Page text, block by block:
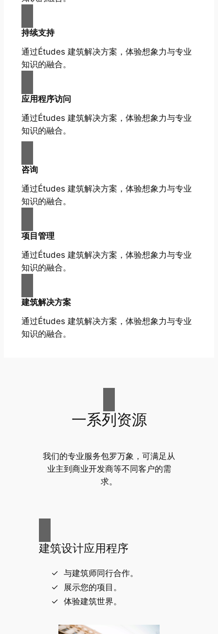
持续支持
通过Études 建筑解决方案，体验想象力与专业
知识的融合。
应用程序访问
通过Études 建筑解决方案，体验想象力与专业
知识的融合。
咨询
通过Études 建筑解决方案，体验想象力与专业
知识的融合。
项目管理
通过Études 建筑解决方案，体验想象力与专业
知识的融合。
建筑解决方案
通过Études 建筑解决方案，体验想象力与专业
知识的融合。
一系列资源
我们的专业服务包罗万象，可满足从
业主到商业开发商等不同客户的需
求。
建筑设计应用程序
与建筑师同行合作。
展示您的项目。
体验建筑世界。